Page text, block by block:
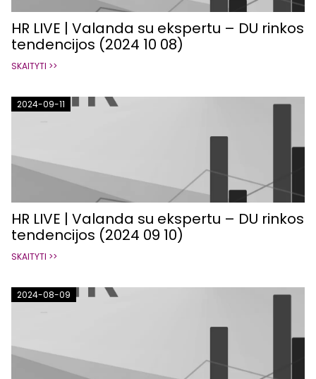
HR LIVE | Valanda su ekspertu – DU rinkos
tendencijos (2024 10 08)
SKAITYTI >>
2024-09-11
HR LIVE | Valanda su ekspertu – DU rinkos
tendencijos (2024 09 10)
SKAITYTI >>
2024-08-09